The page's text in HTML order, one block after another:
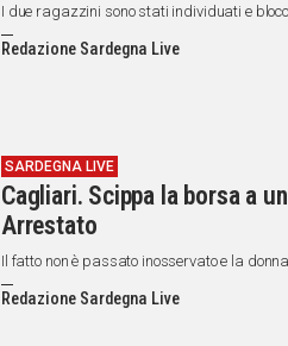
I due ragazzini sono stati individuati e
Redazione Sardegna Live
SARDEGNA LIVE
Cagliari. Scippa la borsa a
Arrestato
Il fatto non è passato inosservato e la
Redazione Sardegna Live